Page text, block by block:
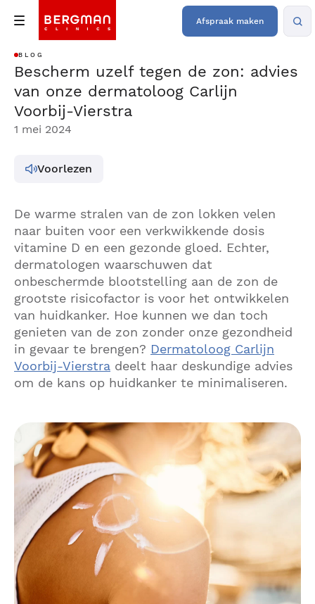
Afspraak maken
BLOG
Bescherm uzelf tegen de zon: advies
van onze dermatoloog Carlijn
Voorbij-Vierstra
1 mei 2024
Voorlezen
De warme stralen van de zon lokken velen
naar buiten voor een verkwikkende dosis
vitamine D en een gezonde gloed. Echter,
dermatologen waarschuwen dat
onbeschermde blootstelling aan de zon de
grootste risicofactor is voor het ontwikkelen
van huidkanker. Hoe kunnen we dan toch
genieten van de zon zonder onze gezondheid
in gevaar te brengen? Dermatoloog Carlijn
Voorbij-Vierstra deelt haar deskundige advies
om de kans op huidkanker te minimaliseren.